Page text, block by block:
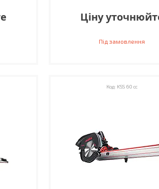
Ціну
Під замовлення
KSS 60 cc